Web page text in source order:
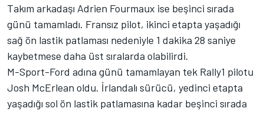
Takım arkadaşı Adrien Fourmaux ise beşinci sırada
günü tamamladı. Fransız pilot, ikinci etapta yaşadığı
sağ ön lastik patlaması nedeniyle 1 dakika 28 saniye
kaybetmese daha üst sıralarda olabilirdi.
M-Sport-Ford adına günü tamamlayan tek Rally1 pilotu
Josh McErlean oldu. İrlandalı sürücü, yedinci etapta
yaşadığı sol ön lastik patlamasına kadar beşinci sırada